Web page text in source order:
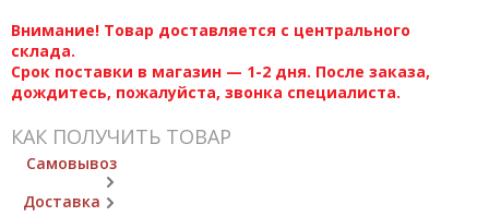
Внимание! Товар доставляется с центрального
склада.
Срок поставки в магазин — 1-2 дня. После заказа,
дождитесь, пожалуйста, звонка специалиста.
КАК ПОЛУЧИТЬ ТОВАР
Самовывоз
Доставка